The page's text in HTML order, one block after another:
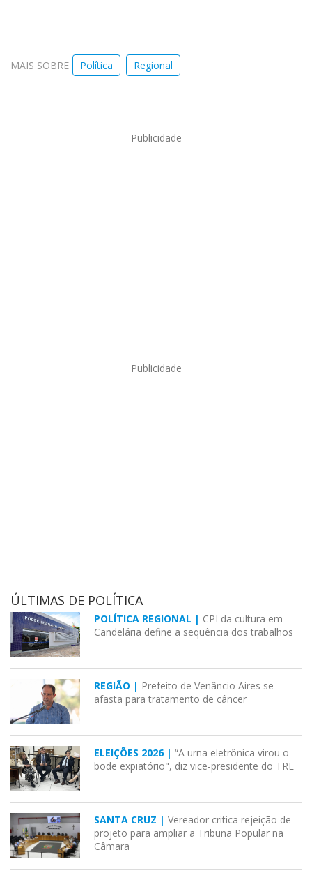
MAIS SOBRE Política Regional
Publicidade
Publicidade
ÚLTIMAS DE POLÍTICA
POLÍTICA REGIONAL | CPI da cultura em
Candelária define a sequência dos trabalhos
REGIÃO | Prefeito de Venâncio Aires se
afasta para tratamento de câncer
ELEIÇÕES 2026 | “A urna eletrônica virou o
bode expiatório", diz vice-presidente do TRE
SANTA CRUZ | Vereador critica rejeição de
projeto para ampliar a Tribuna Popular na
Câmara